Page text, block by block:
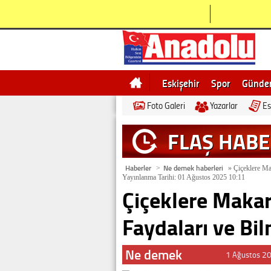
Eskişehir Spor
Bilecik
Ne demek
Foto Galeri Yazarlar
FLAŞ
Haberler > Ne demek haberleri » Çiçeklere
Yayınlanma Tarihi: 01 Ağustos 2025 10:11
Çiçeklere
Faydaları ve
Ne demek 1 Ağustos